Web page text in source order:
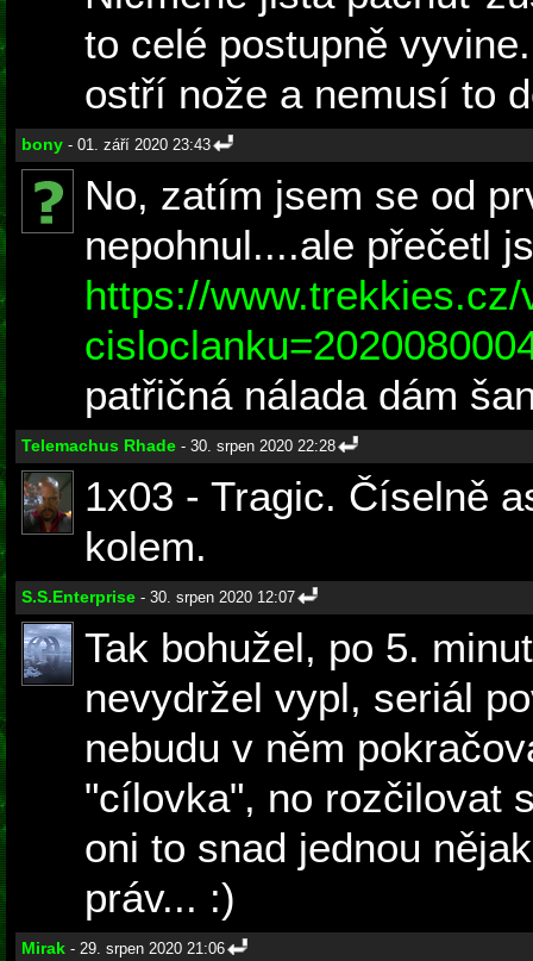
to celé postupně
ostří nože a nemusí to
bony - 01. září 2020 23:43
No, zatím jsem se od
nepohnul....ale přečetl
https://www.trekkies.cz/
patřičná nálada dám
Telemachus Rhade - 30. srpen 2020 22:28
1x03 - Tragic. Číselně
kolem.
S.S.Enterprise - 30. srpen 2020 12:07
Tak bohužel, po 5.
nevydržel vypl, seriál
nebudu v něm
"cílovka", no rozčilovat
oni to snad jednou
práv... :)
Mirak - 29. srpen 2020 21:06